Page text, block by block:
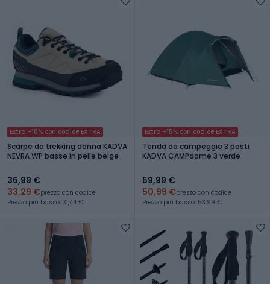
Extra -10% con codice EXTRA
Scarpe da trekking donna KADVA
NEVRA WP basse in pelle beige
36,99 €
33,29 €prezzo con codice
Prezzo più basso: 31,44 €
Extra -15% con codice EXTRA
Tenda da campeggio 3 posti
KADVA CAMPdome 3 verde
59,99 €
50,99 €prezzo con codice
Prezzo più basso: 53,99 €